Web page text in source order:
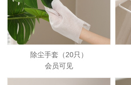
除尘手套（20只）
会员可见